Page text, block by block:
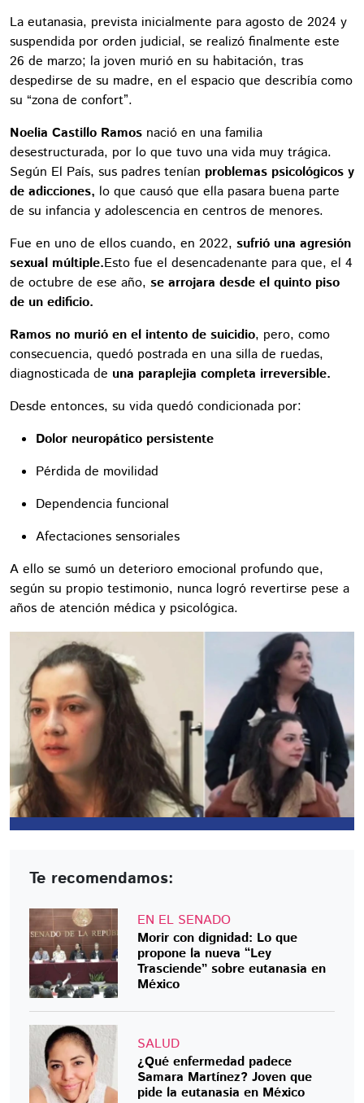
La eutanasia, prevista inicialmente para agosto de 2024 y
suspendida por orden judicial, se realizó finalmente este
26 de marzo; la joven murió en su habitación, tras
despedirse de su madre, en el espacio que describía como
su “zona de confort”.
Noelia Castillo Ramos nació en una familia
desestructurada, por lo que tuvo una vida muy trágica.
Según El País, sus padres tenían problemas psicológicos y
de adicciones, lo que causó que ella pasara buena parte
de su infancia y adolescencia en centros de menores.
Fue en uno de ellos cuando, en 2022, sufrió una agresión
sexual múltiple.Esto fue el desencadenante para que, el 4
de octubre de ese año, se arrojara desde el quinto piso
de un edificio.
Ramos no murió en el intento de suicidio, pero, como
consecuencia, quedó postrada en una silla de ruedas,
diagnosticada de una paraplejia completa irreversible.
Desde entonces, su vida quedó condicionada por:
Dolor neuropático persistente
Pérdida de movilidad
Dependencia funcional
Afectaciones sensoriales
A ello se sumó un deterioro emocional profundo que,
según su propio testimonio, nunca logró revertirse pese a
años de atención médica y psicológica.
Te recomendamos:
EN EL SENADO
Morir con dignidad: Lo que
propone la nueva “Ley
Trasciende” sobre eutanasia en
México
SALUD
¿Qué enfermedad padece
Samara Martínez? Joven que
pide la eutanasia en México